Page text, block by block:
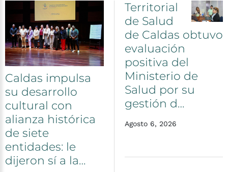
Caldas impulsa
su desarrollo
cultural con
alianza histórica
de siete
entidades: le
dijeron sí a la…
Territorial
de Salud
de Caldas obtuvo
evaluación
positiva del
Ministerio de
Salud por su
gestión d…
Agosto 6, 2026